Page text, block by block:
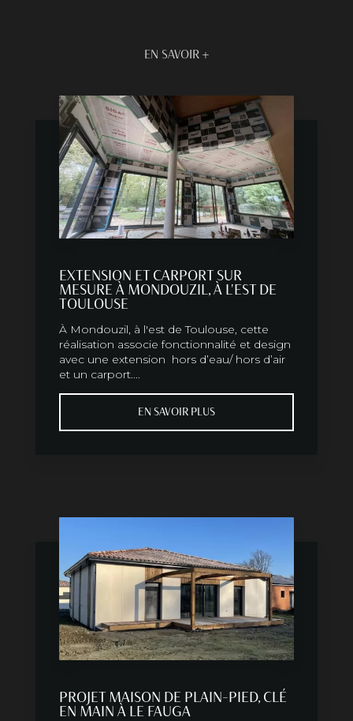
EN SAVOIR +
EXTENSION ET CARPORT SUR
MESURE À MONDOUZIL, À L'EST DE
TOULOUSE
À Mondouzil, à l'est de Toulouse, cette
réalisation associe fonctionnalité et design
avec une extension hors d’eau/ hors d’air
et un carport....
EN SAVOIR PLUS
PROJET MAISON DE PLAIN-PIED, CLÉ
EN MAIN À LE FAUGA